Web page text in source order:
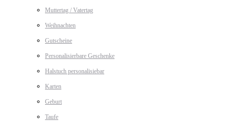
Muttertag / Vatertag
Weihnachten
Gutscheine
Personalisierbare Geschenke
Halstuch personalisiebar
Karten
Geburt
Taufe